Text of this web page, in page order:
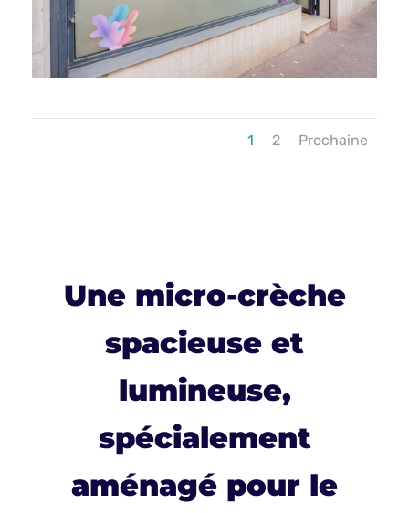
1 2 Prochaine
Une micro-crèche
spacieuse et
lumineuse,
spécialement
aménagé pour le